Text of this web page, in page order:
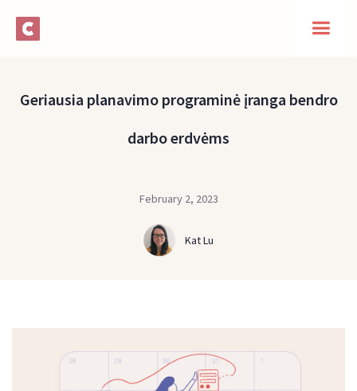
Geriausia planavimo programinė įranga bendro
darbo erdvėms
February 2, 2023
Kat Lu